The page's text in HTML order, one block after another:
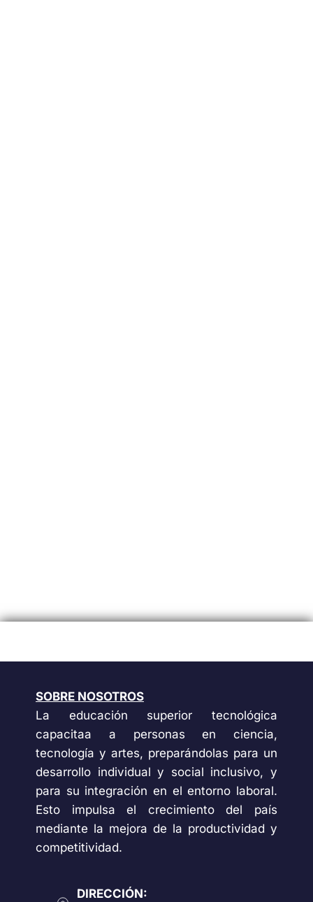
SOBRE NOSOTROS
La educación superior tecnológica
capacitaa a personas en ciencia,
tecnología y artes, preparándolas para un
desarrollo individual y social inclusivo, y
para su integración en el entorno laboral.
Esto impulsa el crecimiento del país
mediante la mejora de la productividad y
competitividad.
DIRECCIÓN: